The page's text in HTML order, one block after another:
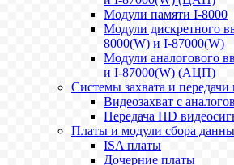
Модули памяти I-8000
Модули дискретного
8000(W) и I-87000(W)
Модули аналогового
и I-87000(W) (АЦП)
Системы захвата и передачи
Видеозахват с
Передача HD
Платы и модули сбора
ISA платы
Дочерние платы